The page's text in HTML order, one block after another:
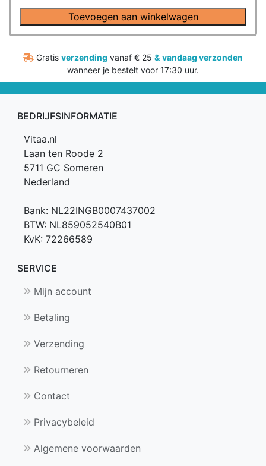
Vegan
Multi
Totaal
(60
stuks)
-
Toevoegen aan winkelwagen
Gratis verzending vanaf € 25 & vandaag verzonden
wanneer je bestelt voor 17:30 uur.
BEDRIJFSINFORMATIE
Vitaa.nl
Laan ten Roode 2
5711 GC Someren
Nederland
Bank: NL22INGB0007437002
BTW: NL859052540B01
KvK: 72266589
SERVICE
Mijn account
Betaling
Verzending
Retourneren
Contact
Privacybeleid
Algemene voorwaarden